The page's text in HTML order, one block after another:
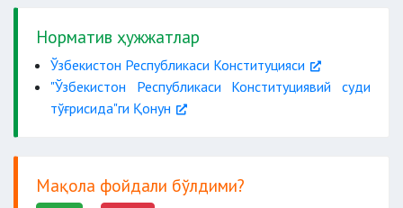
мурожаат қилувчининг номи
Норматив ҳужжатлар
Ўзбекистон Республикаси Конституцияси
"Ўзбекистон Республикаси Конституциявий суди
тўғрисида"ги Қонун
Мақола фойдали бўлдими?